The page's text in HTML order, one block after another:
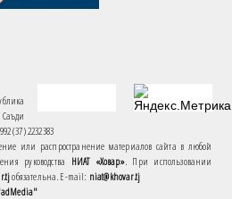
(37) 2232383
или распространение материалов сайта в любой
руководства НИАТ «Ховар». При использовании
обязательна. E-mail: niat@khovar.tj